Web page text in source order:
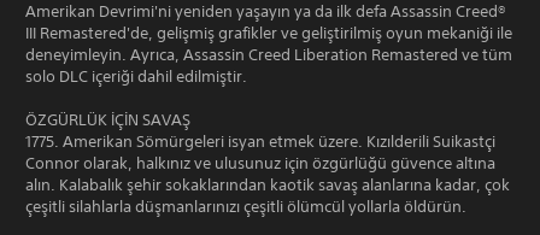
Amerikan Devrimi'ni yeniden yaşayın ya da ilk defa Assassin Creed®
III Remastered'de, gelişmiş grafikler ve geliştirilmiş oyun mekaniği ile
deneyimleyin. Ayrıca, Assassin Creed Liberation Remastered ve tüm
solo DLC içeriği dahil edilmiştir.
ÖZGÜRLÜK İÇİN SAVAŞ
1775. Amerikan Sömürgeleri isyan etmek üzere. Kızılderili Suikastçi
Connor olarak, halkınız ve ulusunuz için özgürlüğü güvence altına
alın. Kalabalık şehir sokaklarından kaotik savaş alanlarına kadar, çok
çeşitli silahlarla düşmanlarınızı çeşitli ölümcül yollarla öldürün.